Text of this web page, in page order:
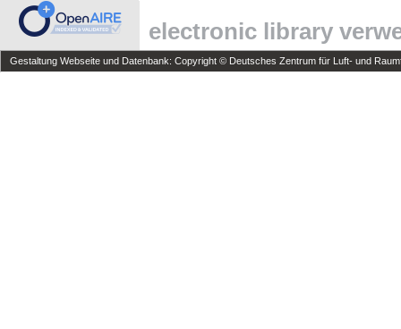
electronic library
Gestaltung Webseite und Datenbank: Copyright © Deutsches Zentrum für Luft- und